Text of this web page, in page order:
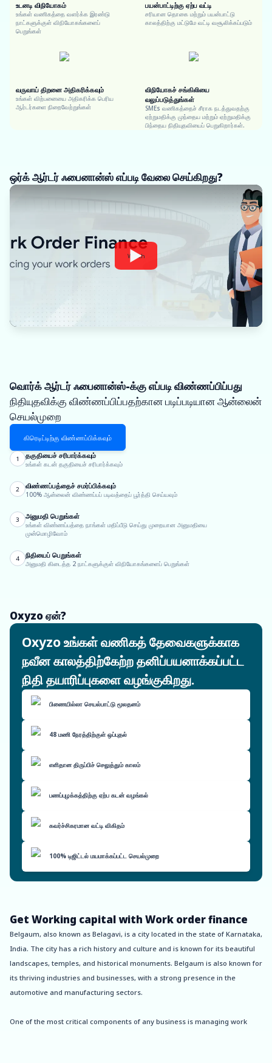
உடனடி விநியோகம்
உங்கள் வணிகத்தை வளர்க்க இரண்டு
நாட்களுக்குள் விநியோகங்களைப்
பெறுங்கள்
பயன்பாட்டிற்கு ஏற்ப வட்டி
சரியான தொகை மற்றும் பயன்பாட்டு
காலத்திற்கு மட்டுமே வட்டி வசூலிக்கப்படும்
வருவாய் திறனை அதிகரிக்கவும்
உங்கள் விற்பனையை அதிகரிக்க பெரிய
ஆர்டர்களை நிறைவேற்றுங்கள்
விநியோகச் சங்கிலியை
வலுப்படுத்துங்கள்
SMEs வணிகத்தைச் சீராக நடத்துவதற்கு
ஏற்றுமதிக்கு முந்தைய மற்றும் ஏற்றுமதிக்கு
பிந்தைய நிதியுதவியைப் பெறுகிறார்கள்.
ஒர்க் ஆர்டர் ஃபைனான்ஸ் எப்படி வேலை செய்கிறது?
Watch
வொர்க் ஆர்டர் ஃபைனான்ஸ்-க்கு எப்படி விண்ணப்பிப்பது
நிதியுதவிக்கு விண்ணப்பிப்பதற்கான படிப்படியான ஆன்லைன்
செயல்முறை
கிரெடிட்டிற்கு விண்ணப்பிக்கவும்
1 தகுதியைச் சரிபார்க்கவும்
உங்கள் கடன் தகுதியைச் சரிபார்க்கவும்
2 விண்ணப்பத்தைச் சமர்ப்பிக்கவும்
100% ஆன்லைன் விண்ணப்பப் படிவத்தைப் பூர்த்தி செய்யவும்
3 அனுமதி பெறுங்கள்
உங்கள் விண்ணப்பத்தை நாங்கள் மதிப்பீடு செய்து முறையான அனுமதியை
முன்மொழிவோம்
4 நிதியைப் பெறுங்கள்
அனுமதி கிடைத்த 2 நாட்களுக்குள் விநியோகங்களைப் பெறுங்கள்
Oxyzo ஏன்?
Oxyzo உங்கள் வணிகத் தேவைகளுக்காக
நவீன காலத்திற்கேற்ற தனிப்பயனாக்கப்பட்ட
நிதி தயாரிப்புகளை வழங்குகிறது.
பிணையில்லா செயல்பாட்டு மூலதனம்
48 மணி நேரத்திற்குள் ஒப்புதல்
எளிதான திருப்பிச் செலுத்தும் காலம்
பணப்புழக்கத்திற்கு ஏற்ப கடன் வழங்கல்
கவர்ச்சிகரமான வட்டி விகிதம்
100% டிஜிட்டல் மயமாக்கப்பட்ட செயல்முறை
Get Working capital with Work order finance
Belgaum, also known as Belagavi, is a city located in the state of Karnataka,
India. The city has a rich history and culture and is known for its beautiful
landscapes, temples, and historical monuments. Belgaum is also known for
its thriving industries and businesses, with a strong presence in the
automotive and manufacturing sectors.
One of the most critical components of any business is managing work